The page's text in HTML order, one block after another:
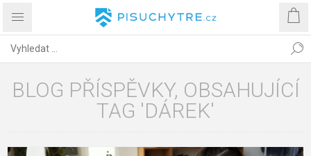
BLOG PŘÍSPĚVKY, OBSAHUJÍCÍ
TAG 'DÁREK'